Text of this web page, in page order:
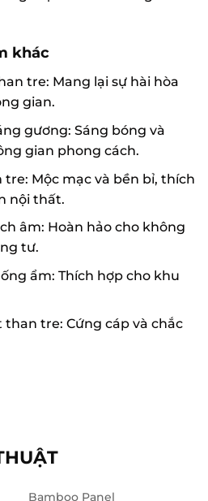
khác
tre: Mang lại sự hài hòa
gian.
gương: Sáng bóng và
gian phong cách.
Mộc mạc và bền bỉ, thích
nội thất.
âm: Hoàn hảo cho không
tư.
ẩm: Thích hợp cho khu
than tre: Cứng cáp và chắc
Bamboo Panel